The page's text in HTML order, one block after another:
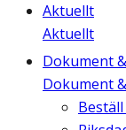
Aktuellt
Aktuellt
Dokument
Dokument